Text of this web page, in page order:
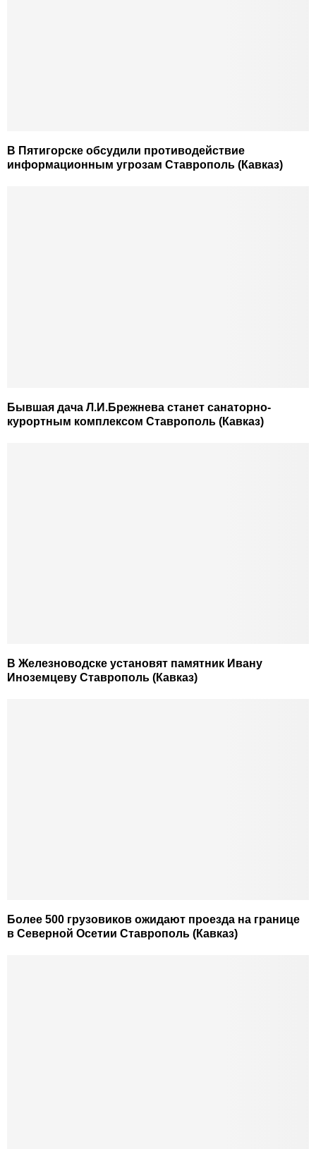
В Пятигорске обсудили противодействие
информационным угрозам Ставрополь (Кавказ)
Бывшая дача Л.И.Брежнева станет санаторно-
курортным комплексом Ставрополь (Кавказ)
В Железноводске установят памятник Ивану
Иноземцеву Ставрополь (Кавказ)
Более 500 грузовиков ожидают проезда на границе
в Северной Осетии Ставрополь (Кавказ)